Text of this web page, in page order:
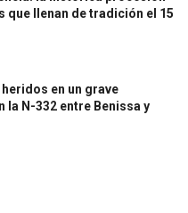
que llenan de tradición el 15
en un grave
la N-332 entre Benissa y